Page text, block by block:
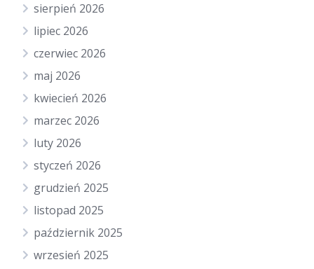
sierpień 2026
lipiec 2026
czerwiec 2026
maj 2026
kwiecień 2026
marzec 2026
luty 2026
styczeń 2026
grudzień 2025
listopad 2025
październik 2025
wrzesień 2025